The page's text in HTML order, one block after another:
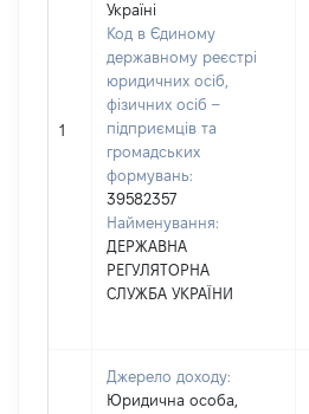
1
Україні
Код в Єдиному
державному реєстрі
юридичних осіб,
фізичних осіб –
підприємців та
громадських
формувань:
39582357
Найменування:
ДЕРЖАВНА
РЕГУЛЯТОРНА
СЛУЖБА УКРАЇНИ
Джерело доходу:
Юридична особа,